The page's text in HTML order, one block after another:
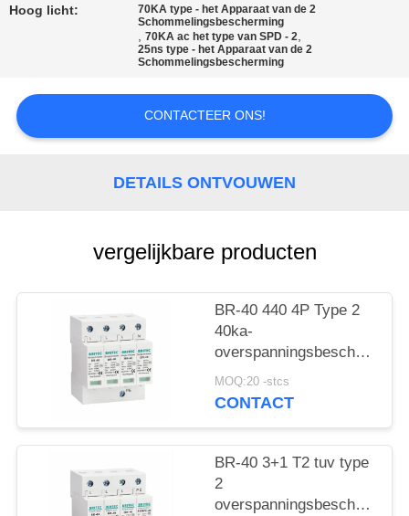
SITEMAP
PRIVACYBELEID
Hoog licht:
70KA type - het Apparaat van de 2
Schommelingsbescherming
,70KA ac het type van SPD - 2,
25ns type - het Apparaat van de 2
Schommelingsbescherming
CONTACTEER ONS!
DETAILS ONTVOUWEN
vergelijkbare producten
BR-40 440 4P Type 2
40ka-
SPD T2 Power
Protection arrester
overspanningen 440V
Overspanningsbeschermer
spd Type 2
MOQ:20 -stcs
CONTACT
BR-40 3+1 T2 tuv type
2